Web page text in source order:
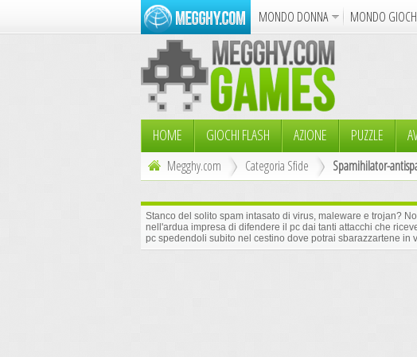
MONDO DONNA MONDO
Album Punto Croce Cucina
Azione Puzzle
Disegni da
HOME GIOCHI FLASH AZIONE PUZZLE
Megghy.com Categoria Sfide Spamihilator-
Stanco del solito spam intasato di virus, maleware e trojan?
nell'ardua impresa di difendere il pc dai tanti attacchi che
pc spedendoli subito nel cestino dove potrai sbarazzartene in